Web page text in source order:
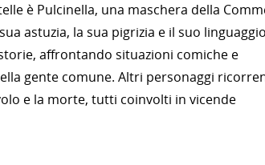
è Pulcinella, una maschera della
astuzia, la sua pigrizia e il suo linguaggio
affrontando situazioni comiche e
gente comune. Altri personaggi
e la morte, tutti coinvolti in vicende